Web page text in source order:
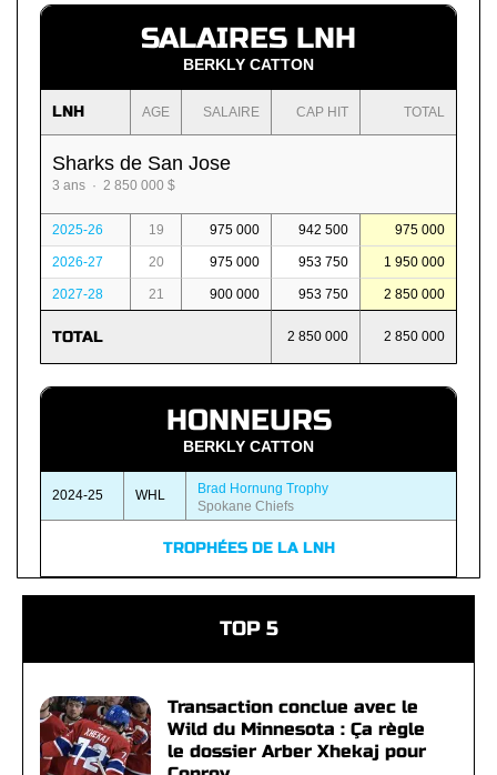
SALAIRES LNH
BERKLY CATTON
LNH AGE SALAIRE CAP HIT TOTAL
Sharks de San Jose
3 ans · 2 850 000 $
2025-26 19 975 000 942 500 975 000
2026-27 20 975 000 953 750 1 950 000
2027-28 21 900 000 953 750 2 850 000
TOTAL 2 850 000 2 850 000
HONNEURS
BERKLY CATTON
2024-25 WHL
Brad Hornung Trophy
Spokane Chiefs
TROPHÉES DE LA LNH
TOP 5
Transaction conclue avec le
Wild du Minnesota : Ça règle
le dossier Arber Xhekaj pour